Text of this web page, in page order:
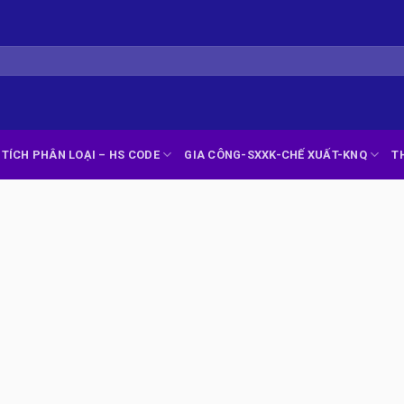
PHÂN LOẠI – HS CODE GIA CÔNG-SXXK-CHẾ XUẤT-KNQ